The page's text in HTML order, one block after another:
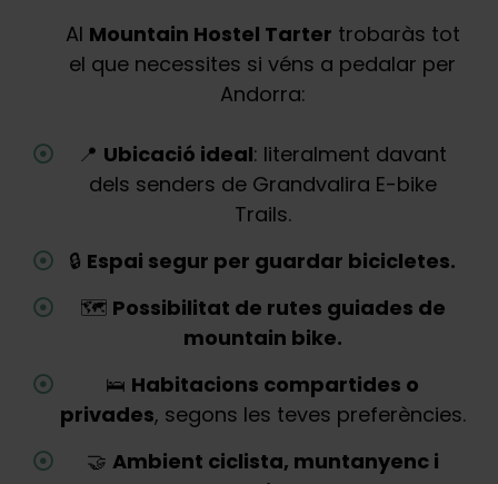
Al Mountain Hostel Tarter trobaràs tot
el que necessites si véns a pedalar per
Andorra:
📍 Ubicació ideal: literalment davant
dels senders de Grandvalira E-bike
Trails.
🔒 Espai segur per guardar bicicletes.
🗺️ Possibilitat de rutes guiades de
mountain bike.
🛌 Habitacions compartides o
privades, segons les teves preferències.
🤝 Ambient ciclista, muntanyenc i